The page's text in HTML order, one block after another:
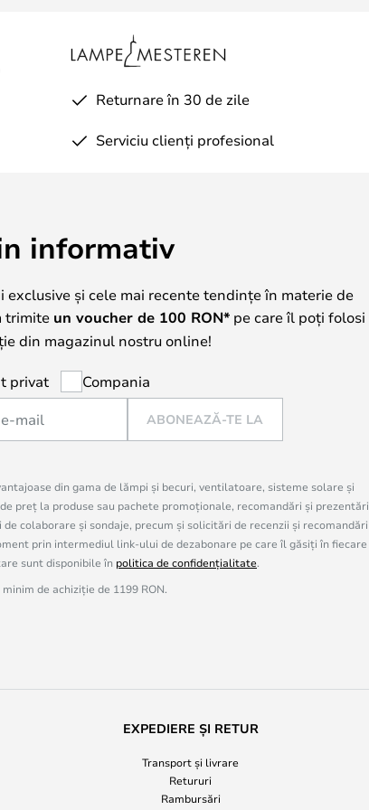
Returnare în 30 de zile
Serviciu clienți profesional
informativ
și cele mai recente tendințe în materie de
trimite un voucher de 100 RON* pe care îl poți folosi
din magazinul nostru online!
privat Compania
ABONEAZĂ-TE LA
din gama de lămpi și becuri, ventilatoare, sisteme solare și
preț la produse sau pachete promoționale, recomandări și prezentări
colaborare și sondaje, precum și solicitări de recenzii și recomandări
prin intermediul link-ului de dezabonare pe care îl găsiți în fiecare
sunt disponibile în politica de confidențialitate.
de achiziție de 1199 RON.
EXPEDIERE ȘI RETUR
Transport și livrare
Retururi
Rambursări